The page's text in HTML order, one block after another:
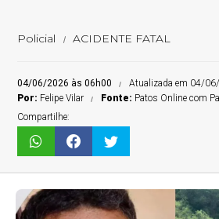
Policial ACIDENTE FATAL
04/06/2026 às 06h00
Atualizada em 04/
Por: Felipe Vilar Fonte: Patos Online com
Compartilhe: